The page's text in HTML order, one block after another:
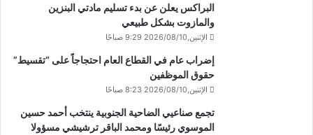
البراكس يعلن عن بدء تسليم مادتي البنزين
والمازوت بشكل طبيعي
الإثنين,2026/08/10 9:29 صباحًا
إضراب عام في القطاع العام احتجاجاً على “تقسيط”
حقوق الموظفين
الإثنين,2026/08/10 8:23 صباحًا
تجمع صناعيي الضاحية الجنوبية ينتخب أحمد حسين
الموسوي رئيسًا ومحمد الباقر ترشيشي مسؤولا